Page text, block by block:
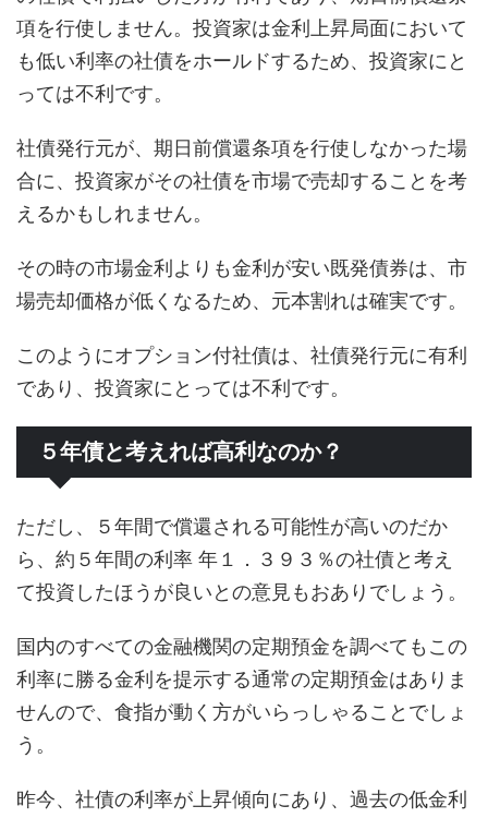
項を行使しません。投資家は金利上昇局面において
も低い利率の社債をホールドするため、投資家にと
っては不利です。
社債発行元が、期日前償還条項を行使しなかった場
合に、投資家がその社債を市場で売却することを考
えるかもしれません。
その時の市場金利よりも金利が安い既発債券は、市
場売却価格が低くなるため、元本割れは確実です。
このようにオプション付社債は、社債発行元に有利
であり、投資家にとっては不利です。
５年債と考えれば高利なのか？
ただし、５年間で償還される可能性が高いのだか
ら、約５年間の利率 年１．３９３％の社債と考え
て投資したほうが良いとの意見もおありでしょう。
国内のすべての金融機関の定期預金を調べてもこの
利率に勝る金利を提示する通常の定期預金はありま
せんので、食指が動く方がいらっしゃることでしょ
う。
昨今、社債の利率が上昇傾向にあり、過去の低金利